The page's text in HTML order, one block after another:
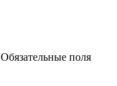
Обязательные поля